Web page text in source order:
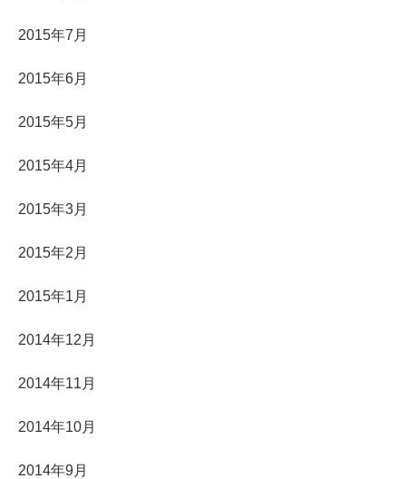
2015年7月
2015年6月
2015年5月
2015年4月
2015年3月
2015年2月
2015年1月
2014年12月
2014年11月
2014年10月
2014年9月